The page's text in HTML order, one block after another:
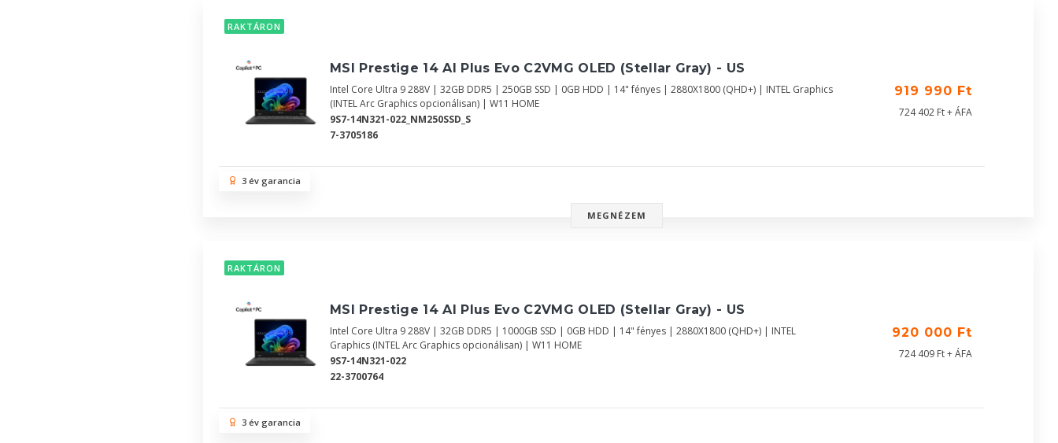
RAKTÁRON
MSI Prestige 14 AI Plus Evo C2VMG OLED (Stellar Gray) - US
Intel Core Ultra 9 288V | 32GB DDR5 | 250GB SSD | 0GB HDD | 14" fényes | 2880X1800 (QHD+) | INTEL Graphics
(INTEL Arc Graphics opcionálisan) | W11 HOME
9S7-14N321-022_NM250SSD_S
7-3705186
919 990 Ft
724 402 Ft + ÁFA
3 év garancia
MEGNÉZEM
RAKTÁRON
MSI Prestige 14 AI Plus Evo C2VMG OLED (Stellar Gray) - US
Intel Core Ultra 9 288V | 32GB DDR5 | 1000GB SSD | 0GB HDD | 14" fényes | 2880X1800 (QHD+) | INTEL
Graphics (INTEL Arc Graphics opcionálisan) | W11 HOME
9S7-14N321-022
22-3700764
920 000 Ft
724 409 Ft + ÁFA
3 év garancia